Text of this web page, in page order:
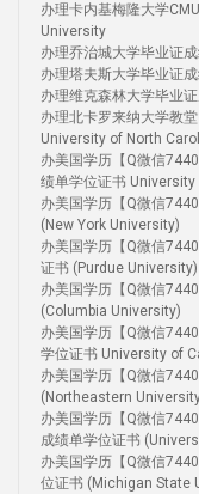
办理卡内基梅隆大学
University
办理乔治城大学毕业证
办理塔夫斯大学毕业证
办理维克森林大学毕业
办理北卡罗来纳大学教
University of North
办美国学历【Q微信
绩单学位证书
办美国学历【Q微信
(New York University)
办美国学历【Q微信
证书 (Purdue University)
办美国学历【Q微信
(Columbia University)
办美国学历【Q微信
学位证书 University of
办美国学历【Q微信
(Northeastern
办美国学历【Q微信
成绩单学位证书
办美国学历【Q微信
位证书 (Michigan State